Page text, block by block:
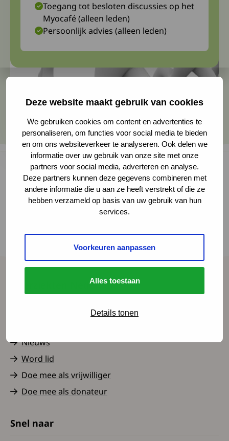
Deze website maakt gebruik van cookies
We gebruiken cookies om content en advertenties te
personaliseren, om functies voor social media te bieden
en om ons websiteverkeer te analyseren. Ook delen we
informatie over uw gebruik van onze site met onze
partners voor social media, adverteren en analyse.
Deze partners kunnen deze gegevens combineren met
andere informatie die u aan ze heeft verstrekt of die ze
hebben verzameld op basis van uw gebruik van hun
services.
Voorkeuren aanpassen
Alles toestaan
Details tonen
Bij gangbeeldanalyse wordt het lopen
gedetailleerd bekeken door gebruik te maken
techniek kan ondersteuning bieden aan de
diagnostiek van de neuroloog.
Spierziekten Nederland
Nieuws
Word lid
Doe mee als vrijwilliger
Doe mee als donateur
Snel naar
Toegang tot besloten discussies op het
Myocafé (alleen leden)
Persoonlijk advies (alleen leden)